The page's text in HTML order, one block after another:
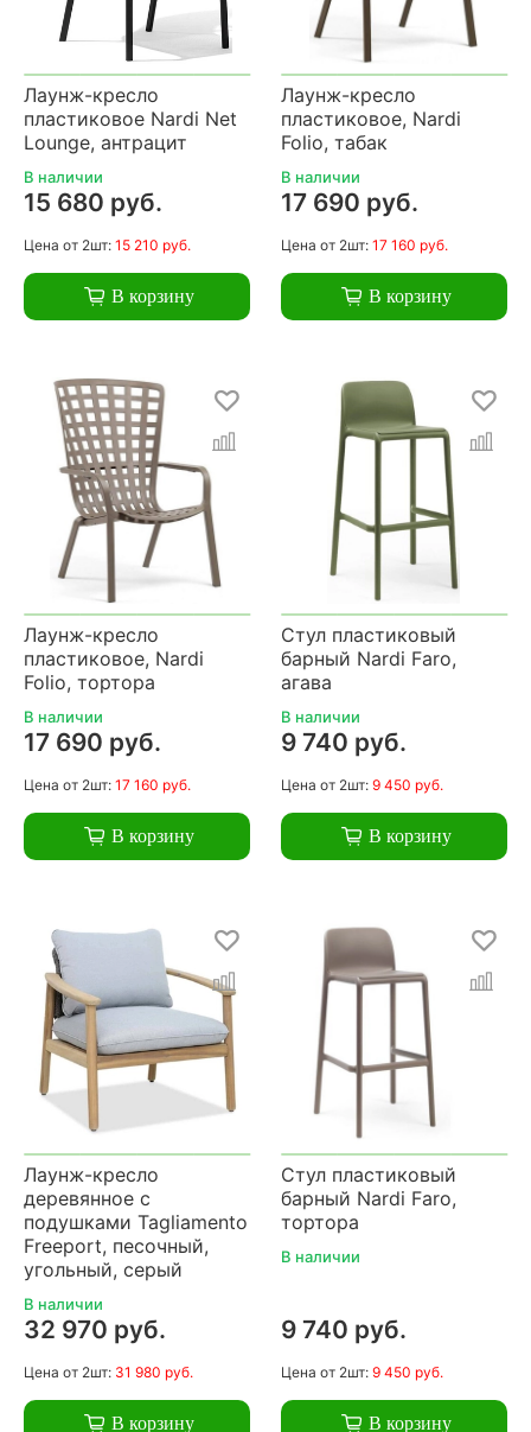
Лаунж-кресло
пластиковое Nardi Net
Lounge, антрацит
В наличии
15 680 руб.
Цена от 2шт: 15 210 руб.
В корзину
Лаунж-кресло
пластиковое, Nardi
Folio, табак
В наличии
17 690 руб.
Цена от 2шт: 17 160 руб.
В корзину
Лаунж-кресло
пластиковое, Nardi
Folio, тортора
В наличии
17 690 руб.
Цена от 2шт: 17 160 руб.
В корзину
Стул пластиковый
барный Nardi Faro,
агава
В наличии
9 740 руб.
Цена от 2шт: 9 450 руб.
В корзину
Лаунж-кресло
деревянное с
подушками Tagliamento
Freeport, песочный,
угольный, серый
В наличии
32 970 руб.
Цена от 2шт: 31 980 руб.
В корзину
Стул пластиковый
барный Nardi Faro,
тортора
В наличии
9 740 руб.
Цена от 2шт: 9 450 руб.
В корзину